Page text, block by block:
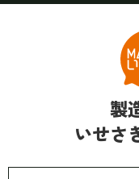
製
いせさ